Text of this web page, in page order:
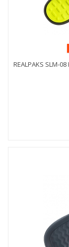
REALPAKS SLM-